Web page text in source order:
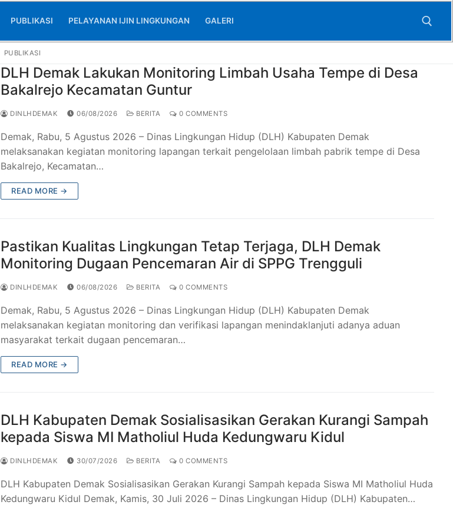
PUBLIKASI PELAYANAN IJIN LINGKUNGAN GALERI
Search for:
PUBLIKASI
DLH Demak Lakukan Monitoring Limbah Usaha Tempe di Desa
Bakalrejo Kecamatan Guntur
DINLHDEMAK 06/08/2026 BERITA 0 COMMENTS
Demak, Rabu, 5 Agustus 2026 – Dinas Lingkungan Hidup (DLH) Kabupaten Demak
melaksanakan kegiatan monitoring lapangan terkait pengelolaan limbah pabrik tempe di Desa
Bakalrejo, Kecamatan…
READ MORE →
Pastikan Kualitas Lingkungan Tetap Terjaga, DLH Demak
Monitoring Dugaan Pencemaran Air di SPPG Trengguli
DINLHDEMAK 06/08/2026 BERITA 0 COMMENTS
Demak, Rabu, 5 Agustus 2026 – Dinas Lingkungan Hidup (DLH) Kabupaten Demak
melaksanakan kegiatan monitoring dan verifikasi lapangan menindaklanjuti adanya aduan
masyarakat terkait dugaan pencemaran…
READ MORE →
DLH Kabupaten Demak Sosialisasikan Gerakan Kurangi Sampah
kepada Siswa MI Matholiul Huda Kedungwaru Kidul
DINLHDEMAK 30/07/2026 BERITA 0 COMMENTS
DLH Kabupaten Demak Sosialisasikan Gerakan Kurangi Sampah kepada Siswa MI Matholiul Huda
Kedungwaru Kidul Demak, Kamis, 30 Juli 2026 – Dinas Lingkungan Hidup (DLH) Kabupaten…